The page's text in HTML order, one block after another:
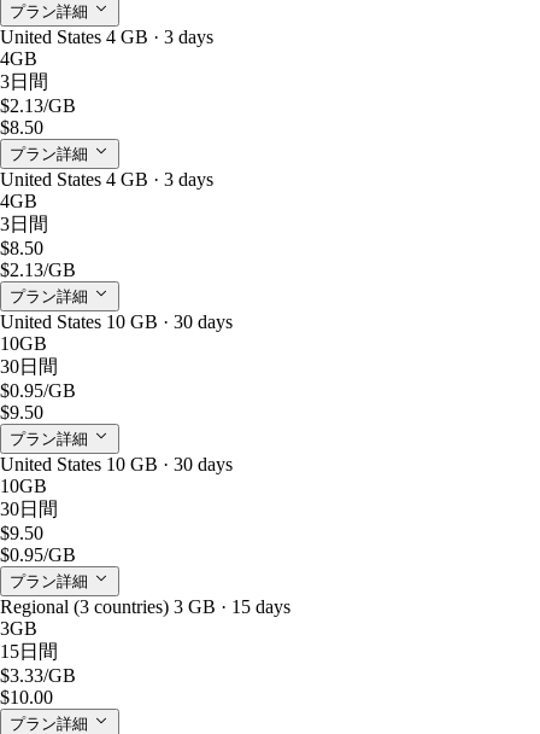
プラン詳細
United States 4 GB · 3 days
4GB
3日間
$2.13/GB
$8.50
プラン詳細
United States 4 GB · 3 days
4GB
3日間
$8.50
$2.13/GB
プラン詳細
United States 10 GB · 30 days
10GB
30日間
$0.95/GB
$9.50
プラン詳細
United States 10 GB · 30 days
10GB
30日間
$9.50
$0.95/GB
プラン詳細
Regional (3 countries) 3 GB · 15 days
3GB
15日間
$3.33/GB
$10.00
プラン詳細